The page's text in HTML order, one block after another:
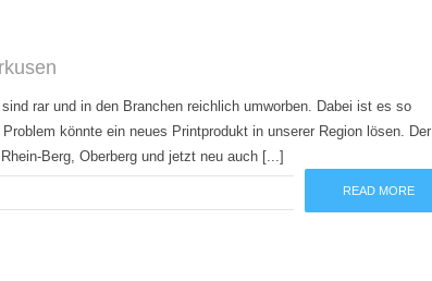
rar und in den Branchen reichlich umworben. Dabei ist es so
könnte ein neues Printprodukt in unserer Region lösen. Der
Berg, Oberberg und jetzt neu auch [...]
READ MORE